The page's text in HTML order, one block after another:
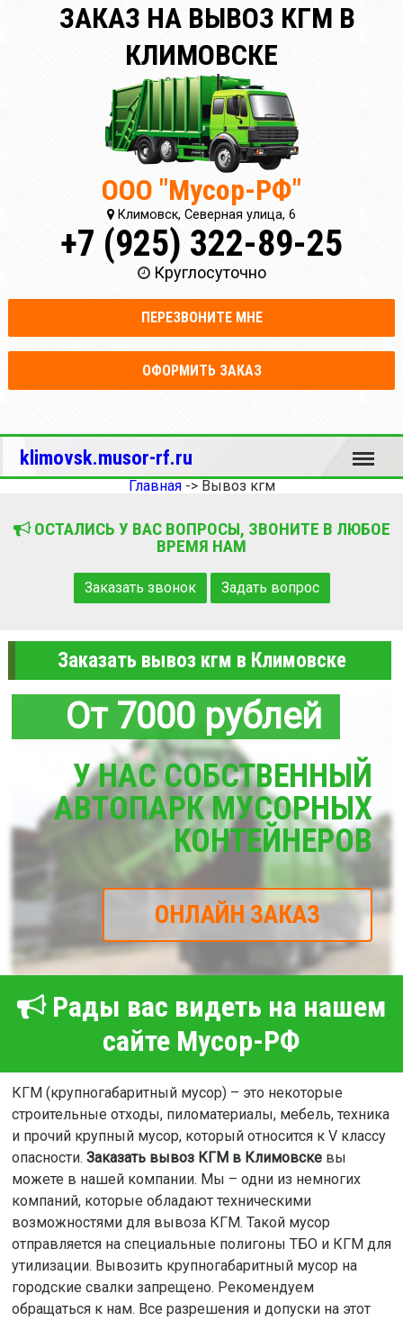
ЗАКАЗ НА ВЫВОЗ КГМ В
КЛИМОВСКЕ
ООО "Мусор-РФ"
Климовск, Северная улица, 6
+7 (925) 322-89-25
Круглосуточно
ПЕРЕЗВОНИТЕ МНЕ
ОФОРМИТЬ ЗАКАЗ
klimovsk.musor-rf.ru Меню
Главная-> Вывоз кгм
ОСТАЛИСЬ У ВАС ВОПРОСЫ, ЗВОНИТЕ В ЛЮБОЕ
ВРЕМЯ НАМ
Заказать звонок Задать вопрос
Заказать вывоз кгм в Климовске
От 7000 рублей
У НАС СОБСТВЕННЫЙ
АВТОПАРК МУСОРНЫХ
КОНТЕЙНЕРОВ
ОНЛАЙН ЗАКАЗ
Рады вас видеть на нашем
сайте Мусор-РФ
КГМ (крупногабаритный мусор) – это некоторые
строительные отходы, пиломатериалы, мебель, техника
и прочий крупный мусор, который относится к V классу
опасности. Заказать вывоз КГМ в Климовскевы
можете в нашей компании. Мы – одни из немногих
компаний, которые обладают техническими
возможностями для вывоза КГМ. Такой мусор
отправляется на специальные полигоны ТБО и КГМ для
утилизации. Вывозить крупногабаритный мусор на
городские свалки запрещено. Рекомендуем
обращаться к нам. Все разрешения и допуски на этот